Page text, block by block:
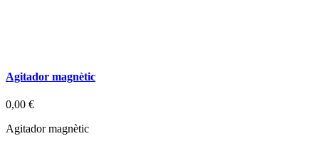
Agitador magnètic
0,00 €
Agitador magnètic